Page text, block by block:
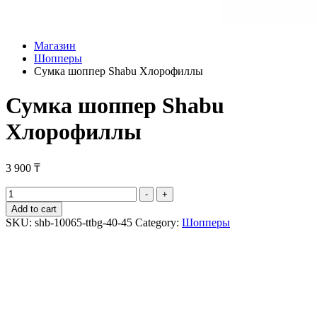
Магазин
Шопперы
Сумка шоппер Shabu Хлорофиллы
Сумка шоппер Shabu
Хлорофиллы
3 900 ₸
Сумка
шоппер
Shabu
Хлорофиллы
-
+
Add to cart
SKU: shb-10065-ttbg-40-45 Category: Шопперы